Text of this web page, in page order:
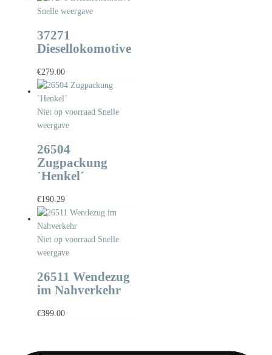
Snelle weergave
37271
Diesellokomotive
€279.00
Niet op voorraad Snelle
weergave
26504
Zugpackung
´Henkel´
€190.29
Niet op voorraad Snelle
weergave
26511 Wendezug
im Nahverkehr
€399.00